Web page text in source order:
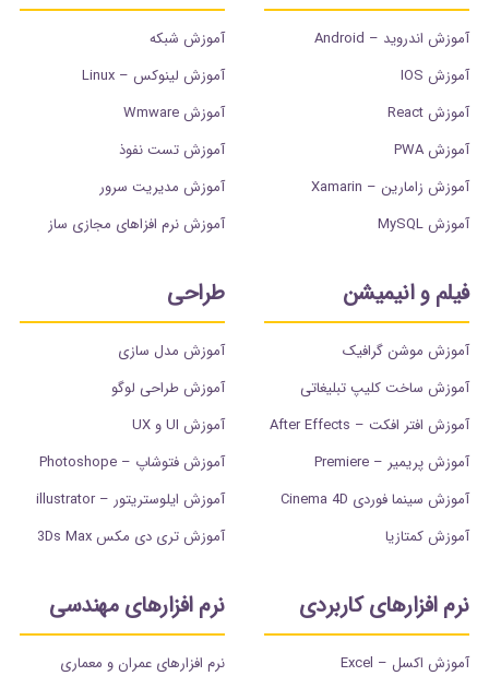
آموزش اندروید – Android
آموزش IOS
آموزش React
آموزش PWA
آموزش زامارین – Xamarin
آموزش MySQL
آموزش شبکه
آموزش لینوکس – Linux
آموزش Wmware
آموزش تست نفوذ
آموزش مدیریت سرور
آموزش نرم افزاهای مجازی ساز
فیلم و انیمیشن
آموزش موشن گرافیک
آموزش ساخت کلیپ تبلیغاتی
آموزش افتر افکت – After Effects
آموزش پریمیر – Premiere
آموزش سینما فوردی Cinema 4D
آموزش کمتازیا
طراحی
آموزش مدل سازی
آموزش طراحی لوگو
آموزش UI و UX
آموزش فتوشاپ – Photoshope
آموزش ایلوستریتور – illustrator
آموزش تری دی مکس 3Ds Max
نرم افزارهای کاربردی
آموزش اکسل – Excel
نرم افزارهای مهندسی
نرم افزارهای عمران و معماری